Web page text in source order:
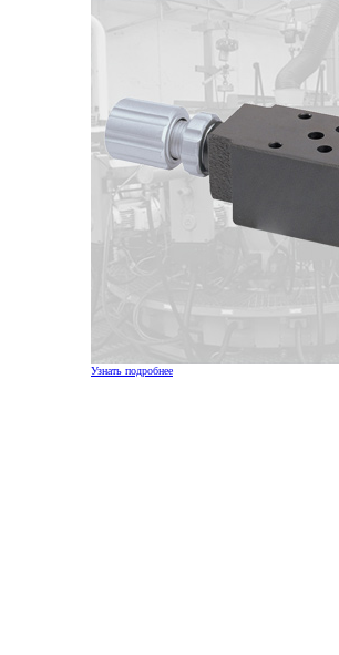
Узнать подробнее